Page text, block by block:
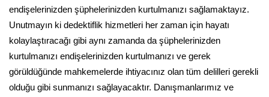
endişelerinizden şüphelerinizden kurtulmanızı sağlamaktayız.
Unutmayın ki dedektiflik hizmetleri her zaman için hayatı
kolaylaştıracağı gibi aynı zamanda da şüphelerinizden
kurtulmanızı endişelerinizden kurtulmanızı ve gerek
görüldüğünde mahkemelerde ihtiyacınız olan tüm delilleri gerekli
olduğu gibi sunmanızı sağlayacaktır. Danışmanlarımız ve